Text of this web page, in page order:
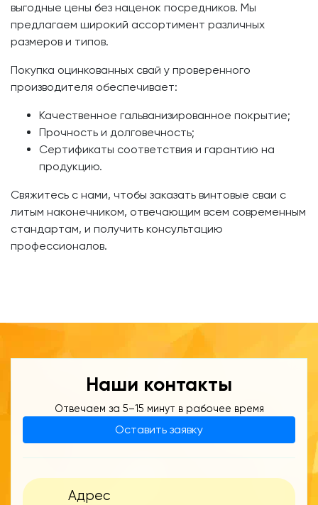
выгодные цены без наценок посредников. Мы
предлагаем широкий ассортимент различных
размеров и типов.
Покупка оцинкованных свай у проверенного
производителя обеспечивает:
Качественное гальванизированное покрытие;
Прочность и долговечность;
Сертификаты соответствия и гарантию на
продукцию.
Свяжитесь с нами, чтобы заказать винтовые сваи с
литым наконечником, отвечающим всем современным
стандартам, и получить консультацию
профессионалов.
Наши контакты
Отвечаем за 5–15 минут в рабочее время
Оставить заявку
Адрес